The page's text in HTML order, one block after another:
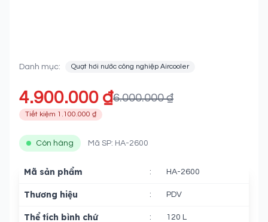
Danh mục: Quạt hơi nước công nghiệp Aircooler
4.900.000 ₫6.000.000 ₫
Tiết kiệm 1.100.000 ₫
Còn hàng Mã SP: HA-2600
Mã sản phẩm : HA-2600
Thương hiệu : PDV
Thể tích bình chứ : 120 L